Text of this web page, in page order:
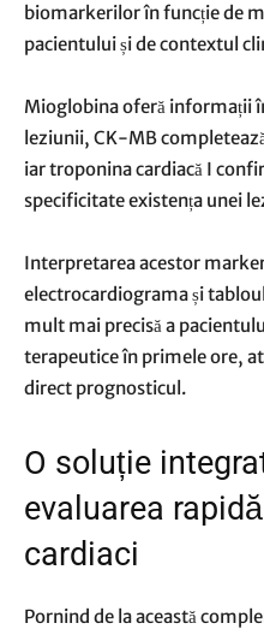
biomarkerilor în funcție de
pacientului și de contextul
Mioglobina oferă informații
leziunii, CK-MB
iar troponina cardiacă I
specificitate existența unei
Interpretarea acestor
electrocardiograma și
mult mai precisă a
terapeutice în primele ore,
direct prognosticul.
O soluție
evaluarea
cardiaci
Pornind de la această